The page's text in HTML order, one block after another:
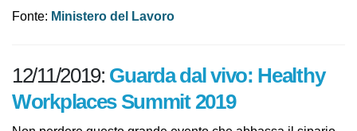
precedente, allegato al Decreto direttoriale del 16
Fonte:Ministero del Lavoro